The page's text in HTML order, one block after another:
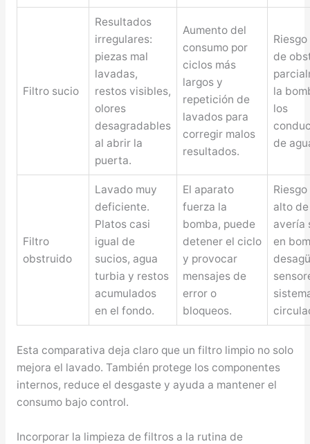
Filtro sucio
Resultados
irregulares:
piezas mal
lavadas,
restos visibles,
olores
desagradables
al abrir la
puerta.
Aumento del
consumo por
ciclos más
largos y
repetición de
lavados para
corregir malos
resultados.
de
la
los
de
Filtro
obstruido
Lavado muy
deficiente.
Platos casi
igual de
sucios, agua
turbia y restos
acumulados
en el fondo.
El aparato
fuerza la
bomba, puede
detener el ciclo
y provocar
mensajes de
error o
bloqueos.
alto de
avería
en
Esta comparativa deja claro que un filtro limpio no solo
mejora el lavado. También protege los componentes
internos, reduce el desgaste y ayuda a mantener el
consumo bajo control.
Incorporar la limpieza de filtros a la rutina de